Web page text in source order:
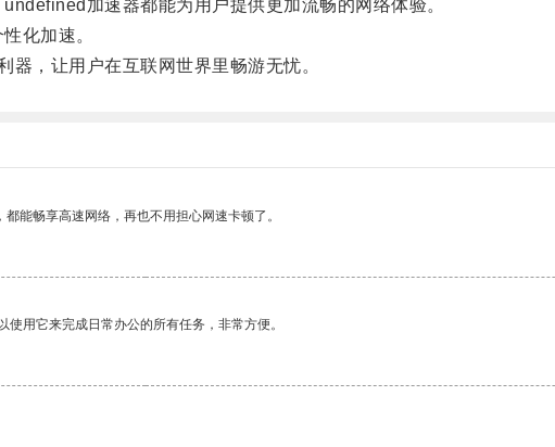
加速器都能为用户提供更加流畅的网络体验。
化加速。
，让用户在互联网世界里畅游无忧。
能畅享高速网络，再也不用担心网速卡顿了。
用它来完成日常办公的所有任务，非常方便。